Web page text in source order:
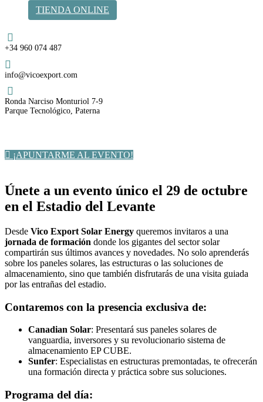
TIENDA ONLINE
Teléfono
+34 960 074 487
Email
info@vicoexport.com
Dirección
Ronda Narciso Monturiol 7-9
Parque Tecnológico, Paterna
¡APUNTARME AL EVENTO!
Únete a un evento único el 29 de octubre
en el Estadio del Levante
Desde Vico Export Solar Energy queremos invitaros a una
jornada de formación donde los gigantes del sector solar
compartirán sus últimos avances y novedades. No solo aprenderás
sobre los paneles solares, las estructuras o las soluciones de
almacenamiento, sino que también disfrutarás de una visita guiada
por las entrañas del estadio.
Contaremos con la presencia exclusiva de:
Canadian Solar: Presentará sus paneles solares de
vanguardia, inversores y su revolucionario sistema de
almacenamiento EP CUBE.
Sunfer: Especialistas en estructuras premontadas, te ofrecerán
una formación directa y práctica sobre sus soluciones.
Programa del día: